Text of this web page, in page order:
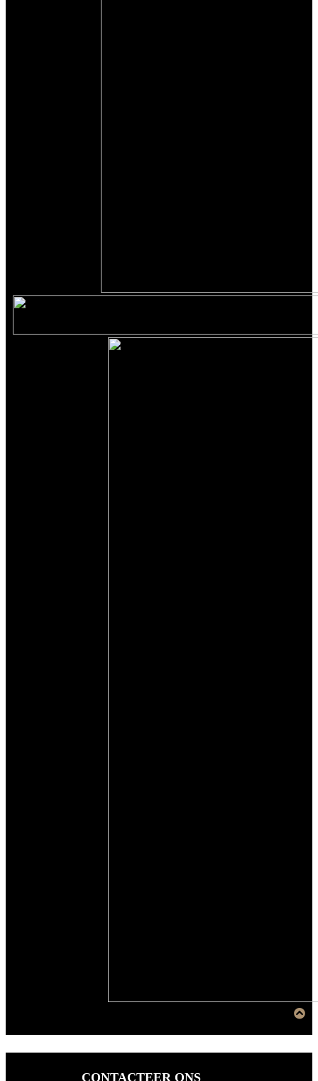
CONTACTEER ONS